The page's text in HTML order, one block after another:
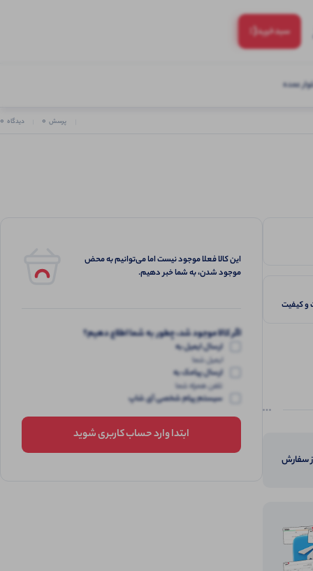
سبد‌خرید(:
عمده
پرسش 0 دیدگاه 0
کیفیت
سفارش
این کالا فعلا موجود نیست اما می‌توانیم به محض
موجود شدن، به شما خبر دهیم.
اگر کالا موجود شد، چطور به شما اطلاع دهیم؟
ارسال ایمیل به
ایمیل شما
ارسال پیامک به
تلفن همراه شما
سیستم پیام شخصی آی شاپ
ابتدا وارد حساب کاربری شوید